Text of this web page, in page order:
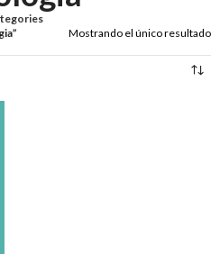
Mostrando el único resultado